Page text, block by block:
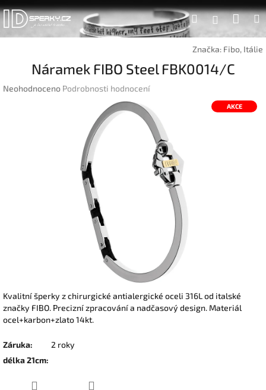
Přejít
na
obsah
Hledat
Značka: Fibo, Itálie
Náramek FIBO Steel FBK0014/C
Průměrné
Neohodnoceno Podrobnosti hodnocení
AKCE
Kvalitní šperky z chirurgické antialergické oceli 316L od italské
značky FIBO. Precizní zpracování a nadčasový design. Materiál
ocel+karbon+zlato 14kt.
Záruka:
2 roky
délka 21cm: